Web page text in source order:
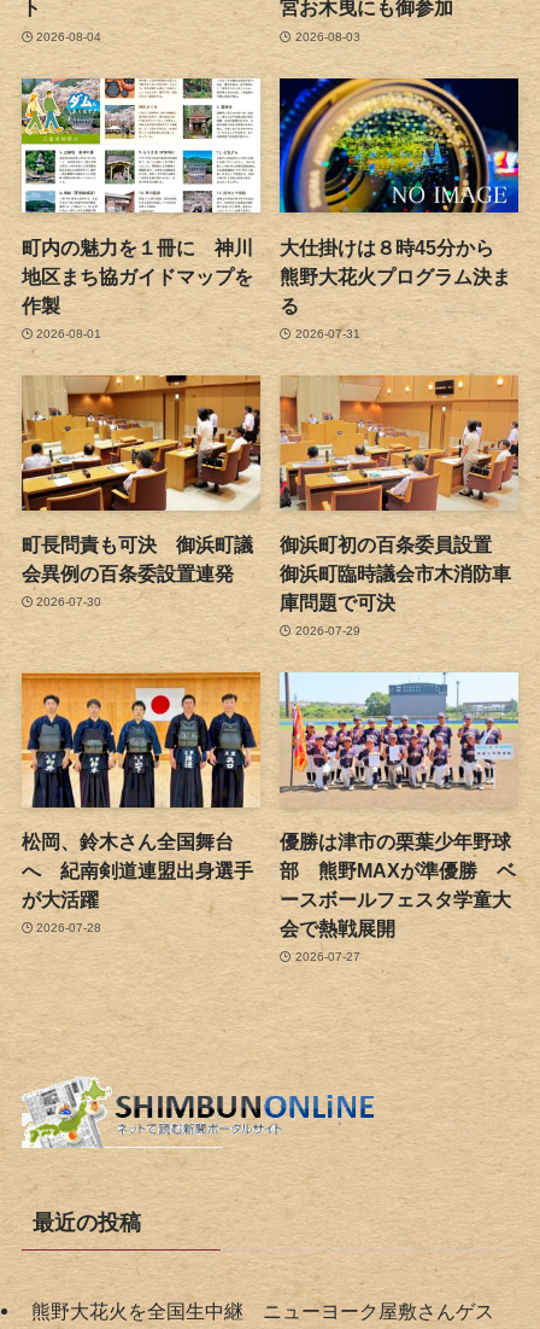
ト
2026-08-04
宮お木曳にも御参加
2026-08-03
町内の魅力を１冊に 神川
地区まち協ガイドマップを
作製
2026-08-01
大仕掛けは８時45分から
熊野大花火プログラム決ま
る
2026-07-31
町長問責も可決 御浜町議
会異例の百条委設置連発
2026-07-30
御浜町初の百条委員設置
御浜町臨時議会市木消防車
庫問題で可決
2026-07-29
松岡、鈴木さん全国舞台
へ 紀南剣道連盟出身選手
が大活躍
2026-07-28
優勝は津市の栗葉少年野球
部 熊野MAXが準優勝 ベ
ースボールフェスタ学童大
会で熱戦展開
2026-07-27
最近の投稿
熊野大花火を全国生中継 ニューヨーク屋敷さんゲス